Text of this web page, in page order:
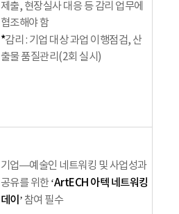
제출, 현장실사 대응 등 감리 업무에
협조해야 함
*감리 : 기업 대상 과업 이행점검, 산
출물 품질관리(2회 실시)
기업—예술인 네트워킹 및 사업성과
공유를 위한‘ArtECH 아텍 네트워킹
데이’ 참여 필수